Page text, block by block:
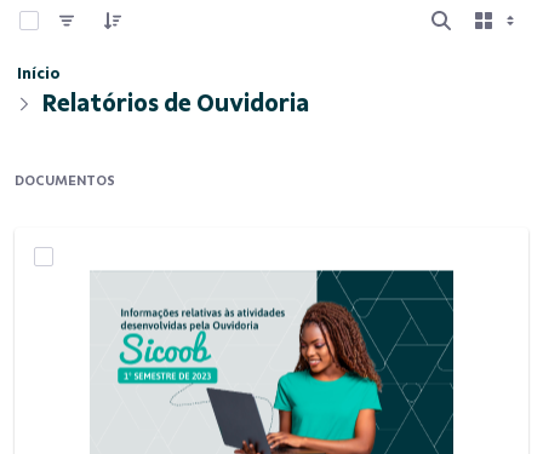
Início
Relatórios de Ouvidoria
DOCUMENTOS